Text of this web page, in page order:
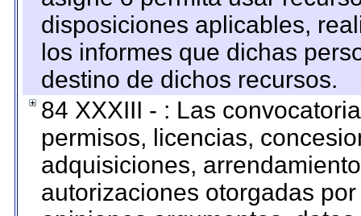
disposiciones aplicables,
los informes que dichas
destino de dichos recursos.
84 XXXIII - : Las
permisos, licencias,
adquisiciones,
autorizaciones otorgadas